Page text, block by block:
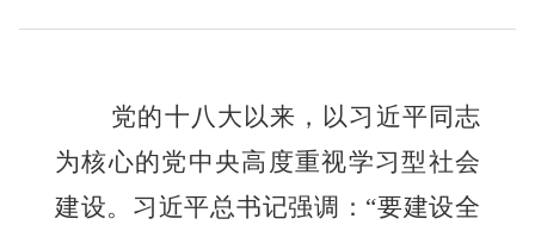
党的十八大以来，以习近平同志
为核心的党中央高度重视学习型社会
建设。习近平总书记强调：“要建设全